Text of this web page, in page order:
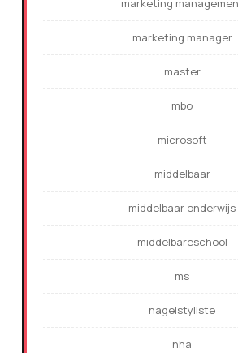
marketing
marketing manager
master
mbo
microsoft
middelbaar
middelbaar onderwijs
middelbareschool
ms
nagelstyliste
nha